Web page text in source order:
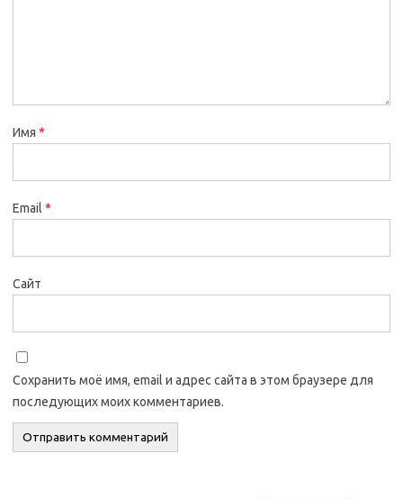
Имя *
Email *
Сайт
Сохранить моё имя, email и адрес сайта в этом браузере для
последующих моих комментариев.